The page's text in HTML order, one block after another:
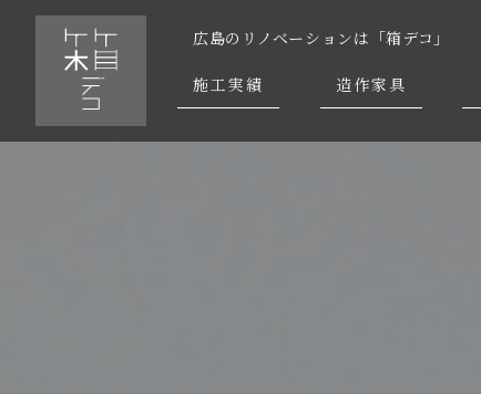
広島のリノベーションは「箱デコ」
施工実績 造作家具